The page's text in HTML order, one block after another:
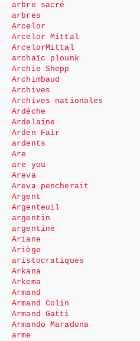
arbre sacré
arbres
Arcelor
Arcelor Mittal
ArcelorMittal
archaïc plounk
Archie Shepp
Archimbaud
Archives
Archives nationales
Ardèche
Ardelaine
Arden Fair
ardents
Are
are you
Areva
Areva pencherait
Argent
Argenteuil
argentin
argentine
Ariane
Ariège
aristocratiques
Arkana
Arkema
Armand
Armand Colin
Armand Gatti
Armando Maradona
arme